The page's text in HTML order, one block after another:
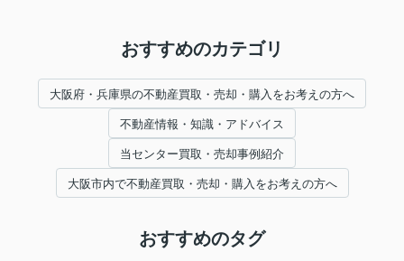
おすすめのカテゴリ
大阪府・兵庫県の不動産買取・売却・購入をお考えの方へ
不動産情報・知識・アドバイス
当センター買取・売却事例紹介
大阪市内で不動産買取・売却・購入をお考えの方へ
おすすめのタグ